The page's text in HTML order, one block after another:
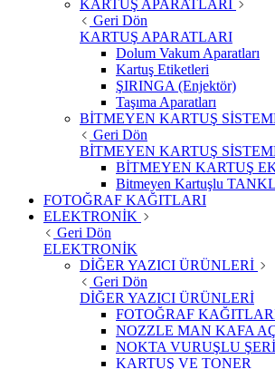
KARTUŞ APARATLARI
Geri Dön
KARTUŞ APARATLARI
Dolum Vakum Aparatları
Kartuş Etiketleri
ŞIRINGA (Enjektör)
Taşıma Aparatları
BİTMEYEN KARTUŞ
Geri Dön
BİTMEYEN KARTUŞ
BİTMEYEN KARTUŞ
Bitmeyen Kartuşlu
FOTOĞRAF KAĞITLARI
ELEKTRONİK
Geri Dön
ELEKTRONİK
DİĞER YAZICI ÜRÜNLERİ
Geri Dön
DİĞER YAZICI ÜRÜNLERİ
FOTOĞRAF
NOZZLE MAN KAFA
NOKTA VURUŞLU
KARTUŞ VE TONER